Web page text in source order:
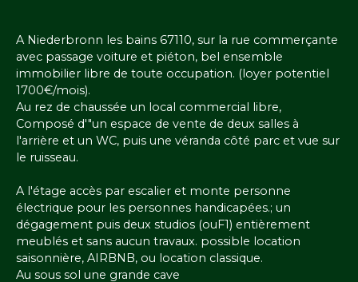
A Niederbronn les bains 67110, sur la rue commerçante
avec passage voiture et piéton, bel ensemble
immobilier libre de toute occupation. (loyer potentiel
1700€/mois).
Au rez de chaussée un local commercial libre,
Composé d'"un espace de vente de deux salles à
l'arrière et un WC, puis une véranda côté parc et vue sur
le ruisseau.
A l'étage accès par escalier et monte personne
électrique pour les personnes handicapées.; un
dégagement puis deux studios (ouF1) entièrement
meublés et sans aucun travaux. possible location
saisonnière, AIRBNB, ou location classique.
Au sous sol une grande cave